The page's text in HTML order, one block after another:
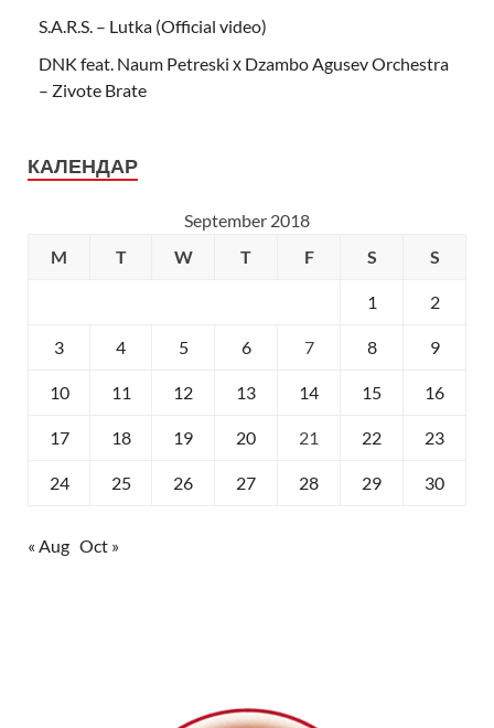
S.A.R.S. – Lutka (Official video)
DNK feat. Naum Petreski х Dzambo Agusev Orchestra
– Zivote Brate
КАЛЕНДАР
September 2018
M
T W T F S S
1 2
3 4 5 6 7 8 9
10 11 12 13 14 15 16
17 18 19 20 21 22 23
24 25 26 27 28 29 30
« Aug Oct »